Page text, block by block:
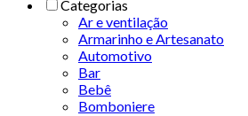
Categorias
Ar e ventilação
Armarinho e Artesanato
Automotivo
Bar
Bebê
Bomboniere